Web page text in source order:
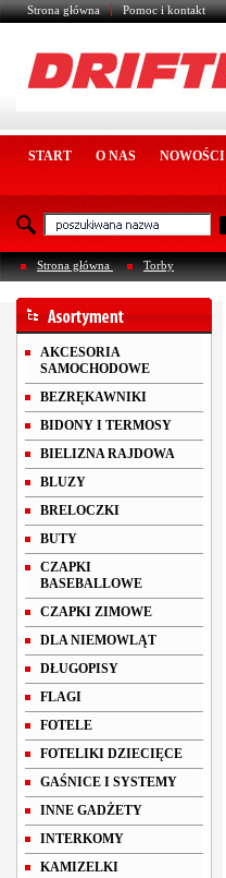
Strona główna Pomoc i kontakt
START O NAS NOWOŚCI
Strona główna Torby
AKCESORIA
SAMOCHODOWE
BEZRĘKAWNIKI
BIDONY I TERMOSY
BIELIZNA RAJDOWA
BLUZY
BRELOCZKI
BUTY
CZAPKI
BASEBALLOWE
CZAPKI ZIMOWE
DLA NIEMOWLĄT
DŁUGOPISY
FLAGI
FOTELE
FOTELIKI DZIECIĘCE
GAŚNICE I SYSTEMY
INNE GADŻETY
INTERKOMY
KAMIZELKI